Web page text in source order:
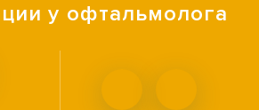
у офтальмолога